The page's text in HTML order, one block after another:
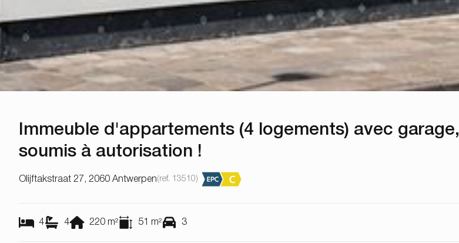
Immeuble d'appartements (4 logements) avec garage,
soumis à autorisation !
Olijftakstraat 27, 2060 Antwerpen(ref. 13510)
4 4 220 m² 51 m² 3